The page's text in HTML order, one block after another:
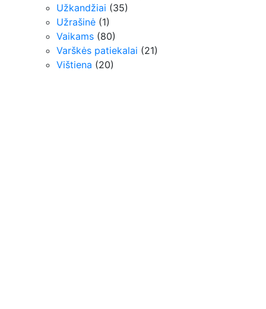
Užkandžiai (35)
Užrašinė (1)
Vaikams (80)
Varškės patiekalai (21)
Vištiena (20)